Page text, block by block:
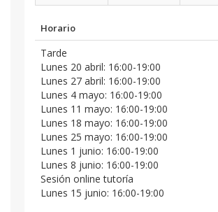
Horario
Tarde
Lunes 20 abril: 16:00-19:00
Lunes 27 abril: 16:00-19:00
Lunes 4 mayo: 16:00-19:00
Lunes 11 mayo: 16:00-19:00
Lunes 18 mayo: 16:00-19:00
Lunes 25 mayo: 16:00-19:00
Lunes 1 junio: 16:00-19:00
Lunes 8 junio: 16:00-19:00
Sesión online tutoría
Lunes 15 junio: 16:00-19:00